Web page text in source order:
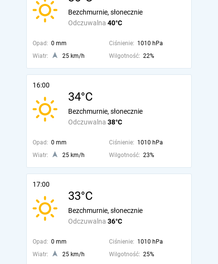
Odczuwalna 40°C
Bezchmurnie, słonecznie
Opad: 0 mm Ciśnienie: 1010 hPa
Wiatr:
25 km/h Wilgotność: 22%
16:00
34°C
Odczuwalna 38°C
Bezchmurnie, słonecznie
Opad: 0 mm Ciśnienie: 1010 hPa
Wiatr:
25 km/h Wilgotność: 23%
17:00
33°C
Odczuwalna 36°C
Bezchmurnie, słonecznie
Opad: 0 mm Ciśnienie: 1010 hPa
Wiatr:
25 km/h Wilgotność: 25%